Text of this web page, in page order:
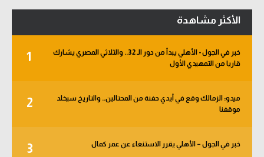
الأكثر مشاهدة
1
خبر في الجول - الأهلي يبدأ من دور الـ 32.. والثلاثي المصري يشارك
قاريا من التمهيدي الأول
2
ميدو: الزمالك وقع في أيدي حفنة من المحتالين.. والتاريخ سيخلد
موقفنا
3 خبر في الجول – الأهلي يقرر الاستنغاء عن عمر كمال